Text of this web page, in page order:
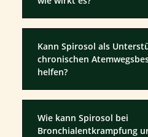
Kann Spirosol als
chronischen
helfen?
Wie kann Spirosol bei
Bronchialentkrampfung